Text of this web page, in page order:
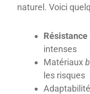
naturel. Voici
Résistance
intenses
Matériaux
les risques